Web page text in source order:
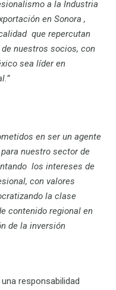
a la Industria
en Sonora ,
que repercutan
nuestros socios, con
sea líder en
en ser un agente
nuestro sector de
los intereses de
con valores
la clase
contenido regional en
de la inversión
responsabilidad